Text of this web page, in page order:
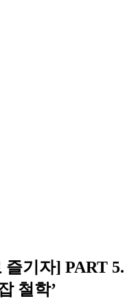
기자] PART 5.
철학’